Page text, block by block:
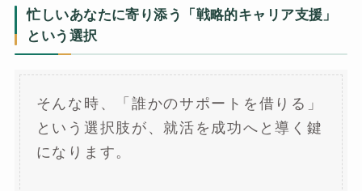
忙しいあなたに寄り添う「戦略的キャリア支援」
という選択
そんな時、「誰かのサポートを借りる」
という選択肢が、就活を成功へと導く鍵
になります。